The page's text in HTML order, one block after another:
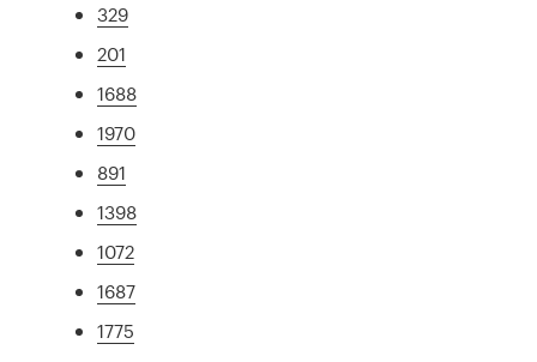
329
201
1688
1970
891
1398
1072
1687
1775